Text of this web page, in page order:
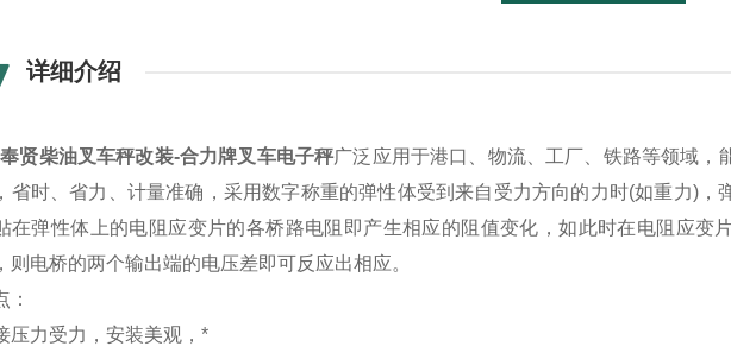
详细介绍
贤柴油叉车秤改装-合力牌叉车电子秤广泛应用于港口、物流、工厂、铁路等领域，
省时、省力、计量准确，采用数字称重的弹性体受到来自受力方向的力时(如重力)，
在弹性体上的电阻应变片的各桥路电阻即产生相应的阻值变化，如此时在电阻应变
则电桥的两个输出端的电压差即可反应出相应。
：
压力受力，安装美观，*